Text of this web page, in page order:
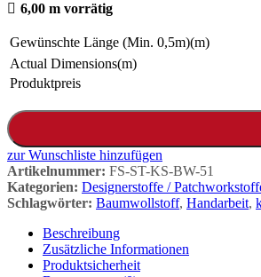
6,00 m vorrätig
Gewünschte Länge (Min. 0,5m)(m)
Actual Dimensions(m)
Produktpreis
zur Wunschliste hinzufügen
Artikelnummer: FS-ST-KS-BW-51
Kategorien: Designerstoffe /
Schlagwörter: Baumwollstoff, Handarbeit,
Beschreibung
Zusätzliche Informationen
Produktsicherheit